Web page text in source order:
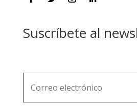
Suscríbete al